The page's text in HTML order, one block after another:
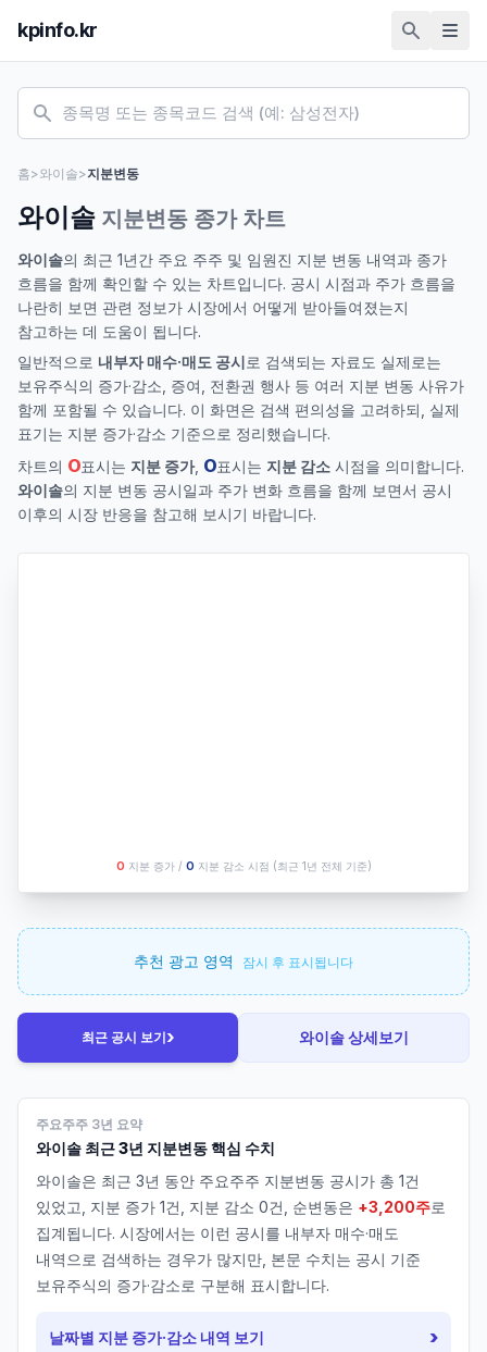
kpinfo.kr
홈>와이솔>지분변동
와이솔 지분변동 종가 차트
와이솔의 최근 1년간 주요 주주 및 임원진 지분 변동 내역과 종가
흐름을 함께 확인할 수 있는 차트입니다. 공시 시점과 주가 흐름을
나란히 보면 관련 정보가 시장에서 어떻게 받아들여졌는지
참고하는 데 도움이 됩니다.
일반적으로 내부자 매수·매도 공시로 검색되는 자료도 실제로는
보유주식의 증가·감소, 증여, 전환권 행사 등 여러 지분 변동 사유가
함께 포함될 수 있습니다. 이 화면은 검색 편의성을 고려하되, 실제
표기는 지분 증가·감소 기준으로 정리했습니다.
차트의 O표시는 지분 증가, O표시는 지분 감소 시점을 의미합니다.
와이솔의 지분 변동 공시일과 주가 변화 흐름을 함께 보면서 공시
이후의 시장 반응을 참고해 보시기 바랍니다.
O 지분 증가 / O 지분 감소 시점 (최근 1년 전체 기준)
추천 광고 영역 잠시 후 표시됩니다
최근 공시 보기› 와이솔상세보기
주요주주 3년 요약
와이솔 최근 3년 지분변동 핵심 수치
와이솔은 최근 3년 동안 주요주주 지분변동 공시가 총 1건
있었고, 지분 증가 1건, 지분 감소 0건, 순변동은 +3,200주로
집계됩니다. 시장에서는 이런 공시를 내부자 매수·매도
내역으로 검색하는 경우가 많지만, 본문 수치는 공시 기준
보유주식의 증가·감소로 구분해 표시합니다.
날짜별 지분 증가·감소 내역 보기 ›